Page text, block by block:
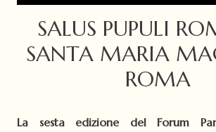
SALUS PUPULI
SANTA MARIA
ROMA
La sesta edizione del Forum